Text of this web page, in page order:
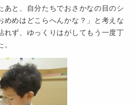
あと、自分たちでおさかなの目のシ
めめはどこらへんかな？」と考えな
れず、ゆっくりはがしてもう一度丁